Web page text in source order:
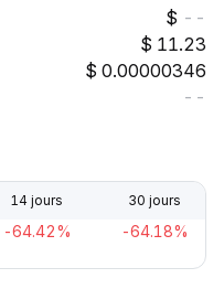
--
11.23
0.00000346
--
14 jours 30 jours
-64.42% -64.18%